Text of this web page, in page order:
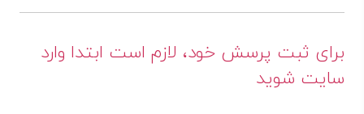
برای ثبت پرسش خود، لازم است ابتدا وارد
سایت شوید